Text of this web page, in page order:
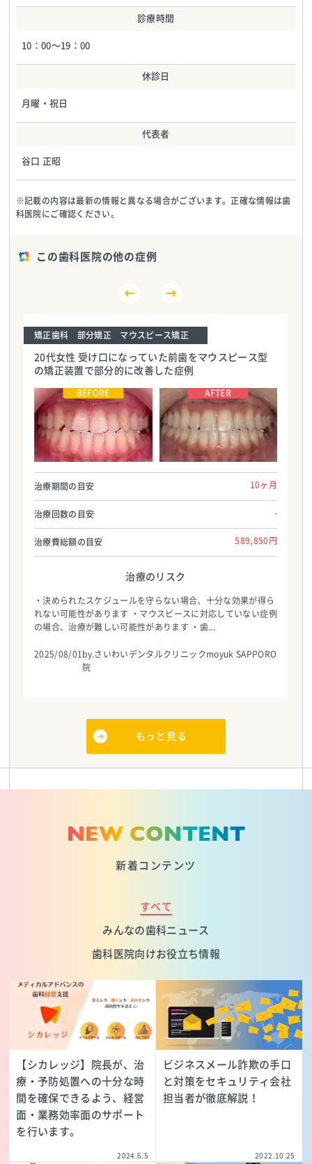
診療時間
10：00〜19：00
休診日
月曜・祝日
代表者
谷口 正昭
※記載の内容は最新の情報と異なる場合がございます。正確な情報は歯
科医院にご確認ください。
この歯科医院の他の症例
矯正歯科 部分矯正 マウスピース矯正
20代女性 受け口になっていた前歯をマウスピース型
の矯正装置で部分的に改善した症例
さいわいデンタルクリニックmoyuk
SAPPORO院
TEL:05018094594
さいわいデンタルクリニックmoyuk
SAPPORO院
TEL:05018094594
治療期間の目安 10ヶ月
治療回数の目安 -
治療費総額の目安 589,850円
治療のリスク
・決められたスケジュールを守らない場合、十分な効果が得ら
れない可能性があります ・マウスピースに対応していない症例
の場合、治療が難しい可能性があります ・歯...
2025/08/01 by.さいわいデンタルクリニックmoyuk SAPPORO
院
もっと見る
NEW CONTENT
新着コンテンツ
すべて
みんなの歯科ニュース
歯科医院向けお役立ち情報
【シカレッジ】院長が、治
療・予防処置への十分な時
間を確保できるよう、経営
面・業務効率面のサポート
を行います。
2024.6.5
ビジネスメール詐欺の手口
と対策をセキュリティ会社
担当者が徹底解説！
2022.10.25